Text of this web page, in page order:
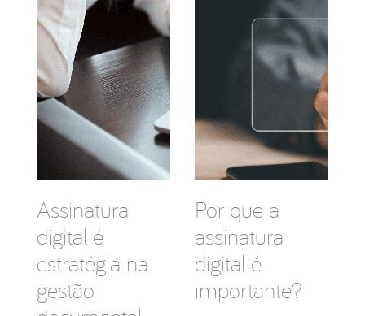
Assinatura
digital é
estratégia na
gestão
Por que a
assinatura
digital é
importante?